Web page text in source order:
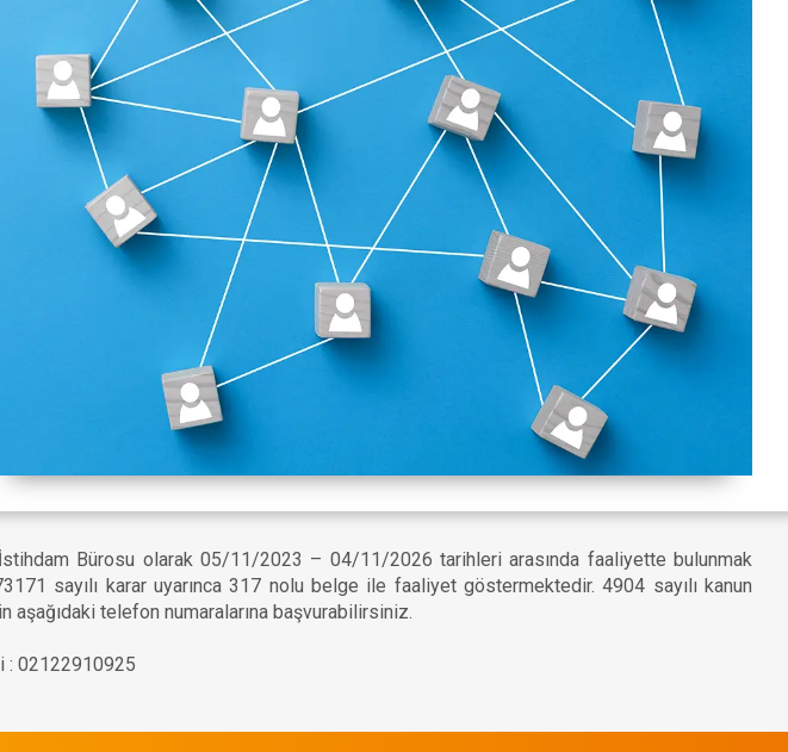
Bürosu olarak 05/11/2023 – 04/11/2026 tarihleri arasında faaliyette bulunmak
sayılı karar uyarınca 317 nolu belge ile faaliyet göstermektedir. 4904 sayılı kanun
aşağıdaki telefon numaralarına başvurabilirsiniz.
: 02122910925